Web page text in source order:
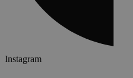
Instagram